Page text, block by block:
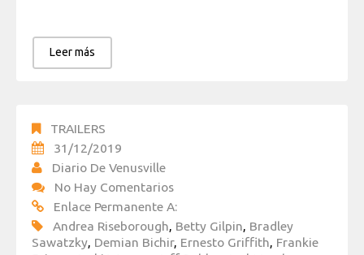
Leer más
TRAILERS
31/12/2019
Diario De Venusville
No Hay Comentarios
Enlace Permanente A:
Andrea Riseborough, Betty Gilpin, Bradley
Sawatzky, Demian Bichir, Ernesto Griffith, Frankie